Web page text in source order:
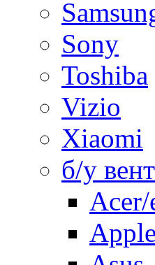
Sony
Toshiba
Vizio
Xiaomi
б/у
Apple